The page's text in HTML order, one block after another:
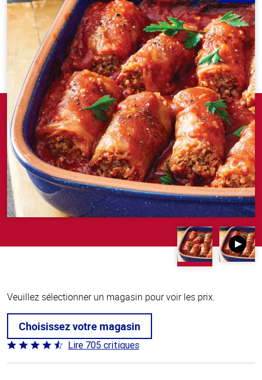
Veuillez sélectionner un magasin pour voir les prix.
Choisissez votre magasin
Coté
4.6 sur
Lire 705 critiques